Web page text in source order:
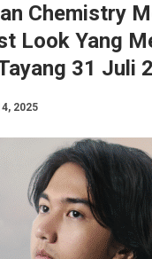
Chemistry
Look Yang
31 Juli
2025